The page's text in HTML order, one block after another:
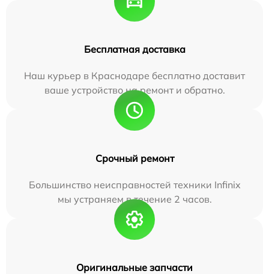
Бесплатная доставка
Наш курьер в Краснодаре бесплатно доставит
ваше устройство на ремонт и обратно.
Срочный ремонт
Большинство неисправностей техники Infinix
мы устраняем в течение 2 часов.
Оригинальные запчасти